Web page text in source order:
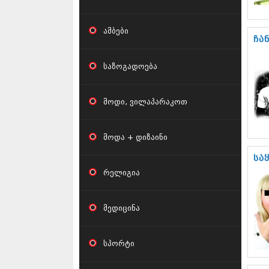
ამბები
საზოგადოება
მოდი, ვილაპარაკოთ
მოდა + დიზაინი
რელიგია
მედიცინა
სპორტი